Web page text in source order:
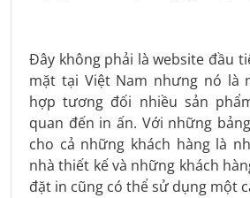
Đây không phải là website đầu
mặt tại Việt Nam nhưng nó là
hợp tương đối nhiều sản
quan đến in ấn. Với những
cho cả những khách hàng là
nhà thiết kế và những khách
đặt in cũng có thể sử dụng một